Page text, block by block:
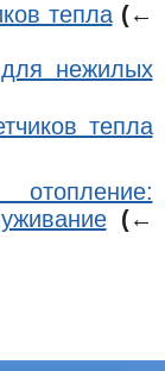
тепла (←
для нежилых
тепла
(←